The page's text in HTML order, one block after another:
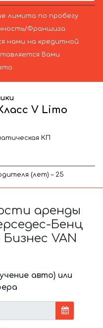
лимита по пробегу
Франшиза.
нами на кредитной
Вами
V Limo
КП
(лет) – 25
аренды
Бенц
VAN
авто) или